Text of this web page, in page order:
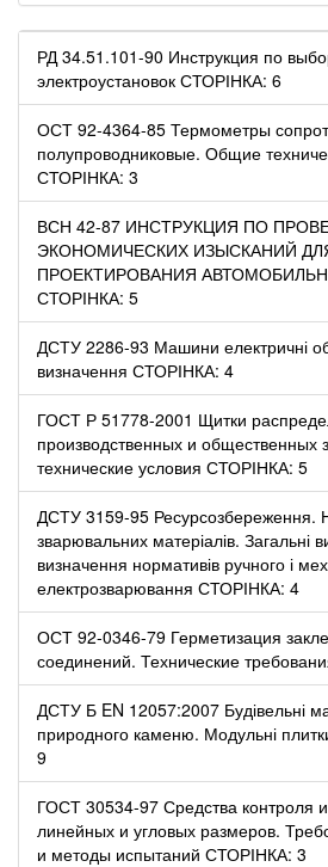
РД 34.51.101-90 Инструкция по
электроустановок СТОРІНКА: 6
ОСТ 92-4364-85 Термометры
полупроводниковые. Общие
СТОРІНКА: 3
ВСН 42-87 ИНСТРУКЦИЯ ПО
ЭКОНОМИЧЕСКИХ ИЗЫСКАНИЙ
ПРОЕКТИРОВАНИЯ
СТОРІНКА: 5
ДСТУ 2286-93 Машини електричні
визначення СТОРІНКА: 4
ГОСТ Р 51778-2001 Щитки
производственных и
технические условия СТОРІНКА: 5
ДСТУ 3159-95 Ресурсозбереження.
зварювальних матеріалів. Загальні
визначення нормативів ручного і
електрозварювання СТОРІНКА: 4
ОСТ 92-0346-79 Герметизация
соединений. Технические
ДСТУ Б EN 12057:2007 Будівельні
природного каменю. Модульні
9
ГОСТ 30534-97 Средства контроля
линейных и угловых размеров.
и методы испытаний СТОРІНКА: 3